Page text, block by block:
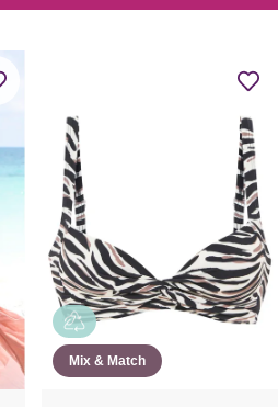
Mix & Match